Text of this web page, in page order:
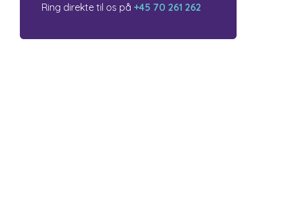
Ring direkte til os på +45 70 261 262